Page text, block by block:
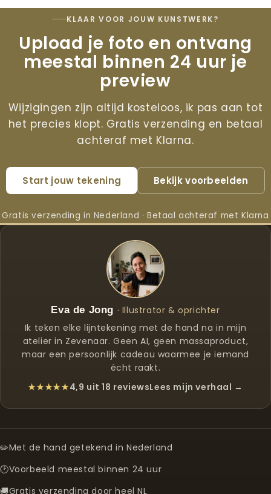
KLAAR VOOR JOUW KUNSTWERK?
Upload je foto en ontvang
meestal binnen 24 uur je
preview
Wijzigingen zijn altijd kosteloos, ik pas aan tot
het precies klopt. Gratis verzending en betaal
achteraf met Klarna.
Start jouw tekening Bekijk voorbeelden
Gratis verzending in Nederland · Betaal achteraf met Klarna
Eva de Jong · Illustrator & oprichter
Ik teken elke lijntekening met de hand na in mijn
atelier in Zevenaar. Geen AI, geen massaproduct,
maar een persoonlijk cadeau waarmee je iemand
écht raakt.
★★★★★4,9 uit 18 reviewsLees mijn verhaal →
✏️Met de hand getekend in Nederland
🕑Voorbeeld meestal binnen 24 uur
🚚Gratis verzending door heel NL